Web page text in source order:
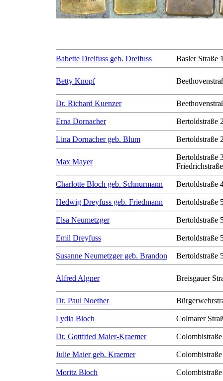
Babette Dreifuss geb. Dreifuss Basler Straße
Betty Knopf
Dr. Richard Kuenzer
Erna Dornacher Bertoldstraße
Lina Dornacher geb. Blum Bertoldstraße
Max Mayer
Bertoldstraße
Charlotte Bloch geb. Schnurmann Bertoldstraße
Hedwig Dreyfuss geb. Friedmann Bertoldstraße
Elsa Neumetzger Bertoldstraße
Emil Dreyfuss Bertoldstraße
Susanne Neumetzger geb. Brandon Bertoldstraße
Alfred Algner Breisgauer
Dr. Paul Noether
Lydia Bloch Colmarer
Dr. Gottfried Maier-Kraemer
Julie Maier geb. Kraemer
Moritz Bloch